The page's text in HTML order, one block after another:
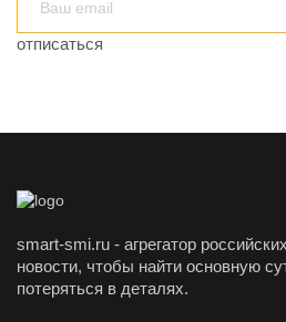
отписаться
smart-smi.ru - агрегатор
новости, чтобы найти основную
потеряться в деталях.